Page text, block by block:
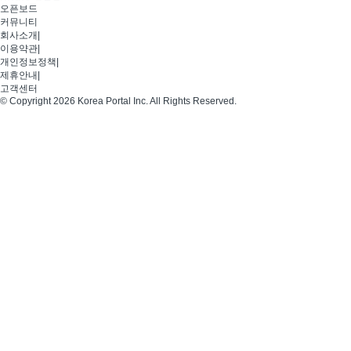
오픈보드
커뮤니티
회사소개
이용약관
개인정보정책
제휴안내
고객센터
© Copyright 2026 Korea Portal Inc. All Rights Reserved.